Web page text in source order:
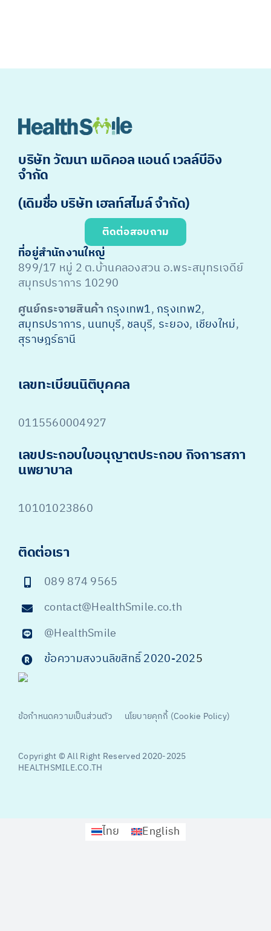
บริษัท วัฒนา เมดิคอล แอนด์ เวลล์บีอิง
จำกัด
(เดิมชื่อ บริษัท เฮลท์สไมล์ จำกัด)
ติดต่อสอบถาม
ที่อยู่สำนักงานใหญ่
899/17 หมู่ 2 ต.บ้านคลองสวน อ.พระสมุทรเจดีย์
สมุทรปราการ 10290
ศูนย์กระจายสินค้า กรุงเทพ1, กรุงเทพ2,
สมุทรปราการ, นนทบุรี, ชลบุรี, ระยอง, เชียงใหม่,
สุราษฎร์ธานี
เลขทะเบียนนิติบุคคล
0115560004927
เลขประกอบใบอนุญาตประกอบ กิจการสภา
นพยาบาล
10101023860
ติดต่อเรา
089 874 9565
contact@HealthSmile.co.th
@HealthSmile
ข้อความสงวนลิขสิทธิ์ 2020-2025
ข้อกำหนดความเป็นส่วนตัว นโยบายคุกกี้ (Cookie Policy)
Copyright © All Right Reserved 2020-2025
HEALTHSMILE.CO.TH
ไทย English